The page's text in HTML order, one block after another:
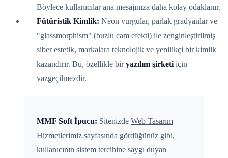
Böylece kullanıcılar ana mesajınıza daha kolay odaklanır.
Fütüristik Kimlik: Neon vurgular, parlak gradyanlar ve
"glassmorphism" (buzlu cam efekti) ile zenginleştirilmiş
siber estetik, markalara teknolojik ve yenilikçi bir kimlik
kazandırır. Bu, özellikle biryazılım şirketi için
vazgeçilmezdir.
MMF Soft İpucu: Sitenizde Web Tasarım
Hizmetlerimiz sayfasında gördüğünüz gibi,
kullanıcının sistem tercihine saygı duyan